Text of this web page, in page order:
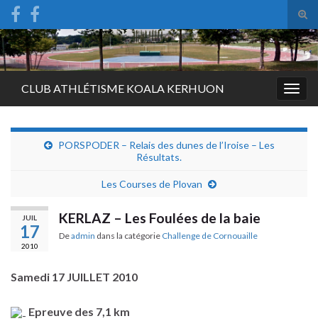
Search for:
CLUB ATHLÉTISME KOALA KERHUON
PORSPODER – Relais des dunes de l’Iroise – Les
Résultats.
Les Courses de Plovan
JUIL
17
2010
KERLAZ – Les Foulées de la baie
Deadmin dans la catégorie Challenge de Cornouaille
Samedi 17 JUILLET 2010
Epreuve des 7,1 km